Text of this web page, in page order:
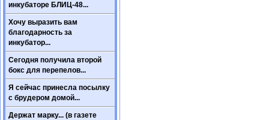
инкубаторе БЛИЦ-48...
Хочу выразить вам
благодарность за
инкубатор...
Сегодня получила второй
бокс для перепелов...
Я сейчас принесла посылку
с брудером домой...
Держат марку... (в газете